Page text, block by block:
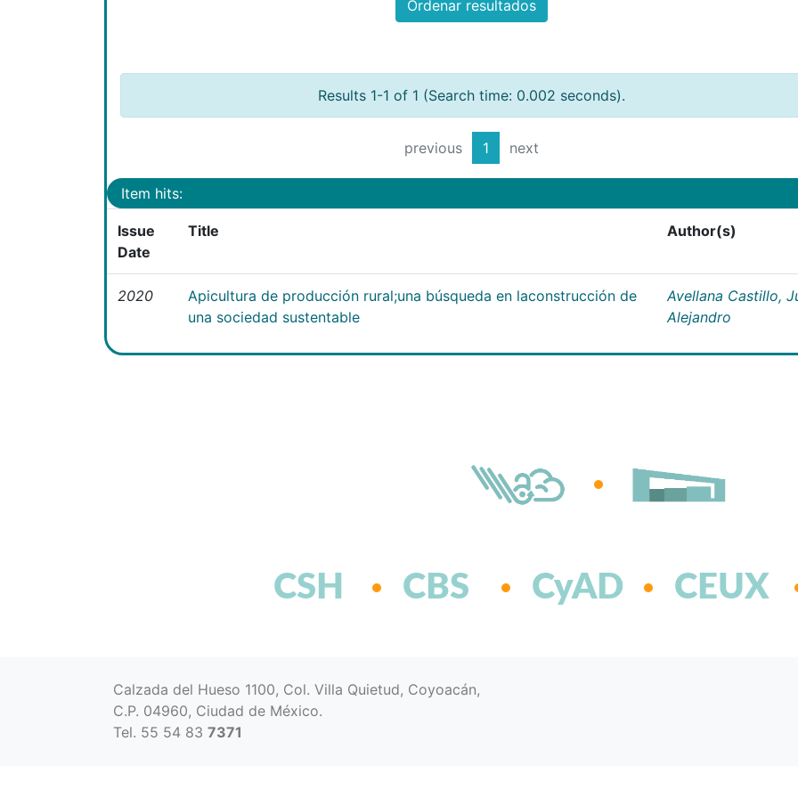
Ordenar resultados
Results 1-1 of 1 (Search time: 0.002 seconds).
previous 1 next
Item hits:
Issue
Date
Title Author(s)
2020
Apicultura de producción rural;una búsqueda en laconstrucción de
una sociedad sustentable
Avellana Castillo,
Alejandro
CSH CBS CyAD CEUX
Calzada del Hueso 1100, Col. Villa Quietud, Coyoacán,
C.P. 04960, Ciudad de México.
Tel. 55 54 83 7371